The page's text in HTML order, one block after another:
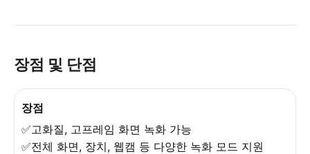
장점 및 단점
장점
✅고화질, 고프레임 화면 녹화 가능
✅전체 화면, 장치, 웹캠 등 다양한 녹화 모드 지원